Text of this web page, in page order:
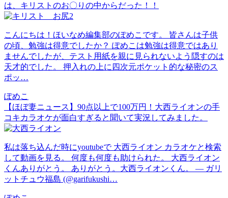
は、キリストのお〇りの中からだった！！
こんにちは！ほいなめ編集部のぽめこです。 皆さんは子供
の頃、勉強は得意でしたか？ ぽめこは勉強は得意ではあり
ませんでしたが、テスト用紙を親に見られないよう隠すのは
天才的でした。 押入れの上に四次元ポケット的な秘密のス
ポッ…
ぽめこ
【ほぼ妻ニュース】90点以上で100万円！大西ライオンの手
コキカラオケが面白すぎると聞いて実況してみました。
私は落ち込んだ時にyoutubeで 大西ライオン カラオケと検索
して動画を見る。 何度も何度も助けられた。 大西ライオン
くんありがとう。 ありがとう。大西ライオンくん。 — ガリ
ットチュウ福島 (@garifukushi…